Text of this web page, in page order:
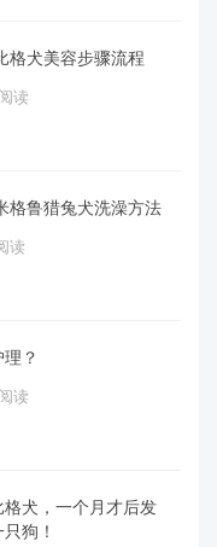
格犬美容步骤流程
读
格鲁猎兔犬洗澡方法
读
？
读
犬，一个月才后发
狗！